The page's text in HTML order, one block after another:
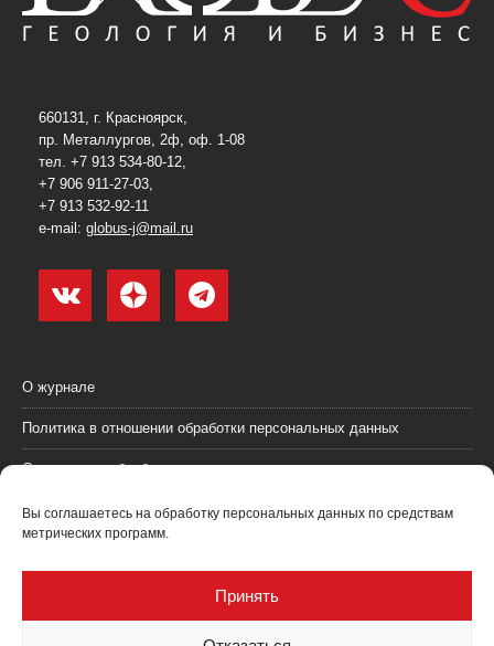
Вы соглашаетесь на обработку персональных данных по средствам
метрических программ.
Принять
660131, г. Красноярск,
пр. Металлургов, 2ф, оф. 1-08
тел. +7 913 534-80-12,
+7 906 911-27-03,
+7 913 532-92-11
e-mail: globus-j@mail.ru
О журнале
Политика в отношении обработки персональных данных
Согласие на обработку персональных данных
Пользовательское соглашение (оферта)